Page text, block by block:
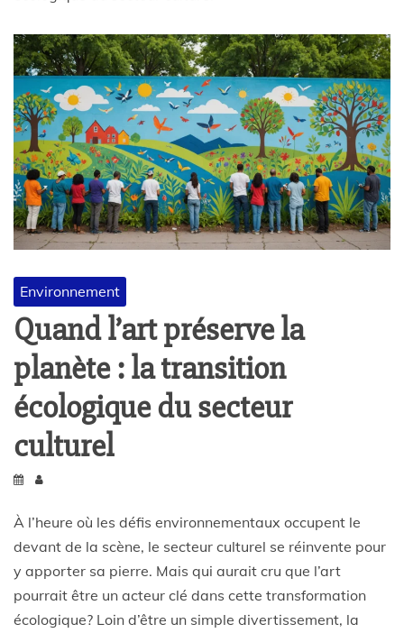
Environnement
Quand l’art préserve la
planète : la transition
écologique du secteur
culturel
À l’heure où les défis environnementaux occupent le
devant de la scène, le secteur culturel se réinvente pour
y apporter sa pierre. Mais qui aurait cru que l’art
pourrait être un acteur clé dans cette transformation
écologique? Loin d’être un simple divertissement, la